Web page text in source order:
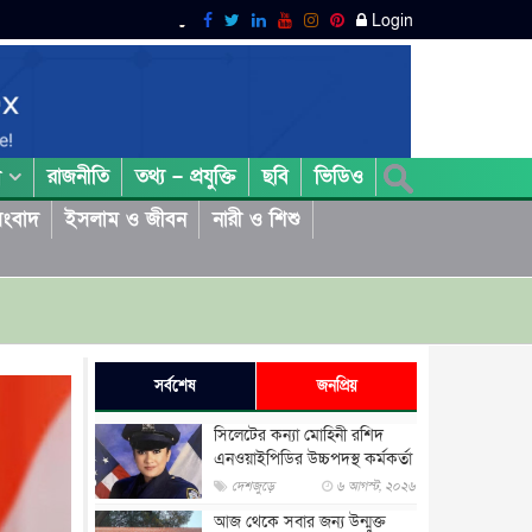
Login
রাজনীতি তথ্য – প্রযুক্তি ছবি
ভিডিও
ইসলাম ও জীবন
নারী ও শিশু
সর্বশেষ জনপ্রিয়
সিলেটের কন্যা মোহিনী রশিদ
এনওয়াইপিডির উচ্চপদস্থ কর্মকর্তা
দেশজুড়ে ৬ আগস্ট, ২০২৬
আজ থেকে সবার জন্য উন্মুক্ত